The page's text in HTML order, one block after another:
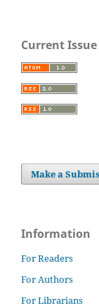
Current Issue
Make a
Information
For Readers
For Authors
For Librarians